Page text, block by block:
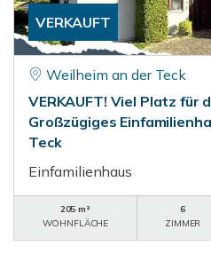
VERKAUFT
Weilheim an der Teck
VERKAUFT! Viel Platz für
Großzügiges
Teck
Einfamilienhaus
205 m²
WOHNFLÄCHE
6
ZIMMER